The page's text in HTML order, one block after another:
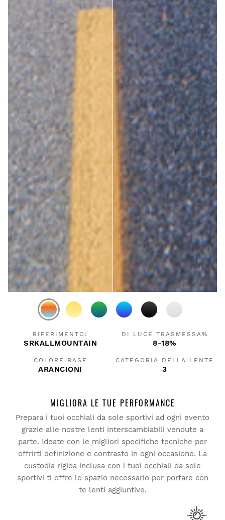
RIFERIMENTO:
SRKALLMOUNTAIN
DI LUCE TRASMESSA%
8-18%
COLORE BASE
ARANCIONI
CATEGORIA DELLA LENTE
3
MIGLIORA LE TUE PERFORMANCE
Prepara i tuoi occhiali da sole sportivi ad ogni evento
grazie alle nostre lenti interscambiabili vendute a
parte. Ideate con le migliori specifiche tecniche per
offrirti definizione e contrasto in ogni occasione. La
custodia rigida inclusa con i tuoi occhiali da sole
sportivi ti offre lo spazio necessario per portare con
te lenti aggiuntive.